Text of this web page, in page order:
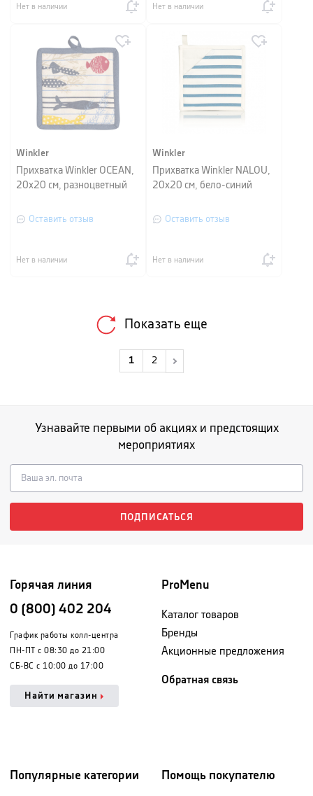
Нет в наличии Нет в наличии
Winkler
Прихватка Winkler OCEAN,
20х20 см, разноцветный
Оставить отзыв
Нет в наличии
Winkler
Прихватка Winkler NALOU,
20х20 см, бело-синий
Оставить отзыв
Нет в наличии
Показать еще
1 2
Узнавайте первыми об акциях и предстоящих
мероприятиях
ПОДПИСАТЬСЯ
Горячая линия
0 (800) 402 204
График работы колл-центра
ПН-ПТ с 08:30 до 21:00
СБ-ВС с 10:00 до 17:00
Найти магазин
ProMenu
Каталог товаров
Бренды
Акционные предложения
Обратная связь
Популярные категории Помощь покупателю